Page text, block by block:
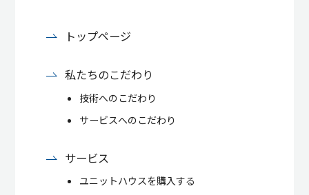
トップページ
私たちのこだわり
技術へのこだわり
サービスへのこだわり
サービス
ユニットハウスを購入する